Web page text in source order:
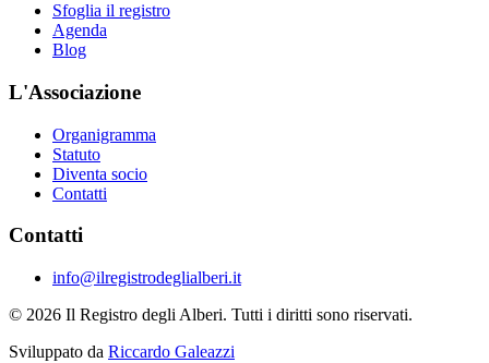
Sfoglia il registro
Agenda
Blog
L'Associazione
Organigramma
Statuto
Diventa socio
Contatti
Contatti
info@ilregistrodeglialberi.it
© 2026 Il Registro degli Alberi. Tutti i diritti sono riservati.
Sviluppato da Riccardo Galeazzi